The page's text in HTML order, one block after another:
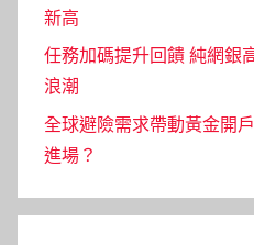
新高
任務加碼提升回饋 純網銀
浪潮
全球避險需求帶動黃金開
進場？